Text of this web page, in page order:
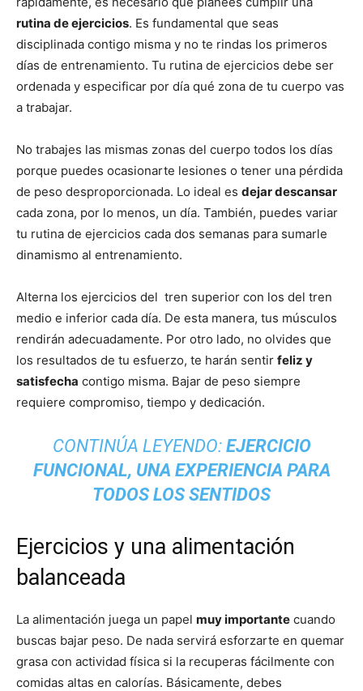
rutina de ejercicios. Es fundamental que seas
disciplinada contigo misma y no te rindas los primeros
días de entrenamiento. Tu rutina de ejercicios debe ser
ordenada y especificar por día qué zona de tu cuerpo vas
a trabajar.
No trabajes las mismas zonas del cuerpo todos los días
porque puedes ocasionarte lesiones o tener una pérdida
de peso desproporcionada. Lo ideal es dejar descansar
cada zona, por lo menos, un día. También, puedes variar
tu rutina de ejercicios cada dos semanas para sumarle
dinamismo al entrenamiento.
Alterna los ejercicios del tren superior con los del tren
medio e inferior cada día. De esta manera, tus músculos
rendirán adecuadamente. Por otro lado, no olvides que
los resultados de tu esfuerzo, te harán sentir feliz y
satisfecha contigo misma. Bajar de peso siempre
requiere compromiso, tiempo y dedicación.
CONTINÚA LEYENDO: EJERCICIO
FUNCIONAL, UNA EXPERIENCIA PARA
TODOS LOS SENTIDOS
Ejercicios y una alimentación
balanceada
La alimentación juega un papel muy importante cuando
buscas bajar peso. De nada servirá esforzarte en quemar
grasa con actividad física si la recuperas fácilmente con
comidas altas en calorías. Básicamente, debes